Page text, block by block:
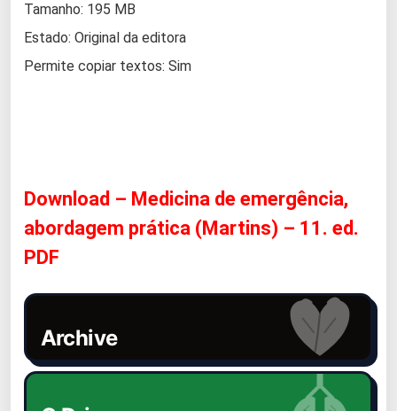
Tamanho: 195 MB
Estado: Original da editora
Permite copiar textos: Sim
Download – Medicina de emergência,
abordagem prática (Martins) – 11. ed.
PDF
Archive